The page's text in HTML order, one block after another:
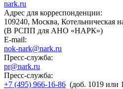
nark.ru
Адрес для корреспонденции:
109240, Москва, Котельническая
(В РСПП для АНО «НАРК»)
E-mail:
nok-nark@nark.ru
Пресс-служба:
pr@nark.ru
Пресс-служба:
+7 (495) 966-16-86 (доб. 1019 или